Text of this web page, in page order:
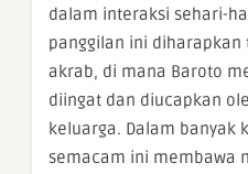
dalam interaksi sehari-
panggilan ini
akrab, di mana Baroto
diingat dan diucapkan
keluarga. Dalam banyak
semacam ini membawa